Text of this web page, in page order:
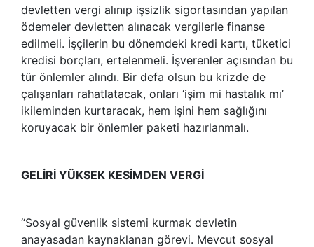
devletten vergi alınıp işsizlik sigortasından yapılan
ödemeler devletten alınacak vergilerle finanse
edilmeli. İşçilerin bu dönemdeki kredi kartı, tüketici
kredisi borçları, ertelenmeli. İşverenler açısından bu
tür önlemler alındı. Bir defa olsun bu krizde de
çalışanları rahatlatacak, onları ‘işim mi hastalık mı’
ikileminden kurtaracak, hem işini hem sağlığını
koruyacak bir önlemler paketi hazırlanmalı.
GELİRİ YÜKSEK KESİMDEN VERGİ
“Sosyal güvenlik sistemi kurmak devletin
anayasadan kaynaklanan görevi. Mevcut sosyal